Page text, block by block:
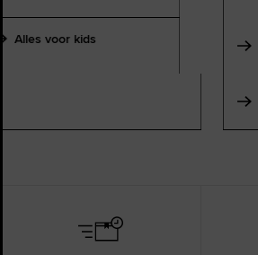
Alles voor kids